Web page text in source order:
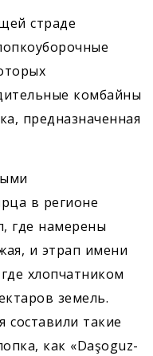
страде
комбайны
предназначенная
в регионе
где намерены
и этрап имени
хлопчатником
земель.
такие
как «Daşoguz-